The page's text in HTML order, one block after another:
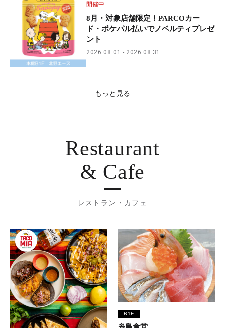
開催中
8月・対象店舗限定！PARCOカー
ド・ポケパル払いでノベルティプレゼ
ント
2026.08.01 2026.08.31
もっと見る
Restaurant
& Cafe
レストラン・カフェ
B1F